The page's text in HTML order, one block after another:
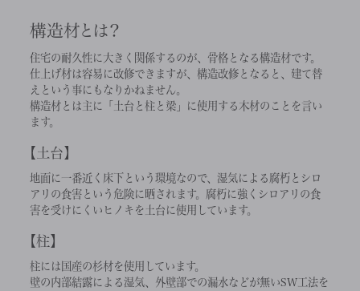
構造材とは？
住宅の耐久性に大きく関係するのが、骨格となる構造材です。
仕上げ材は容易に改修できますが、構造改修となると、建て替
えという事にもなりかねません。
構造材とは主に「土台と柱と梁」に使用する木材のことを言い
ます。
土台
地面に一番近く床下という環境なので、湿気による腐朽とシロ
アリの食害という危険に晒されます。腐朽に強くシロアリの食
害を受けにくいヒノキを土台に使用しています。
柱
柱には国産の杉材を使用しています。
壁の内部結露による湿気、外壁部での漏水などが無いSW工法を